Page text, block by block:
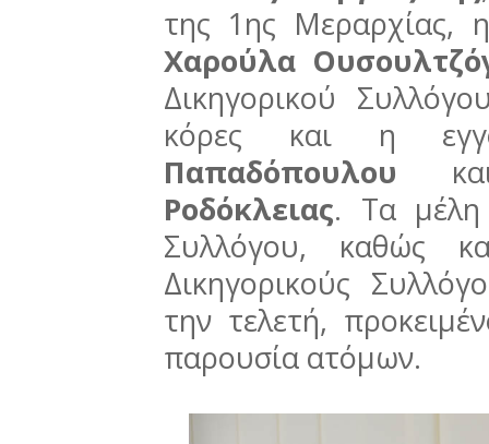
της 1ης Μεραρχίας,
Χαρούλα
Δικηγορικού
κόρες και η
Παπαδόπουλου
Ροδόκλειας. Τα
Συλλόγου, καθώς
Δικηγορικούς
την τελετή,
παρουσία ατόμων.